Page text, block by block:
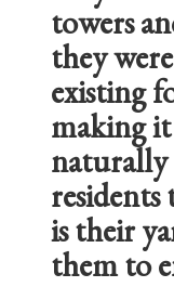
towers
they
existing
making
naturally
residents
is their
them to